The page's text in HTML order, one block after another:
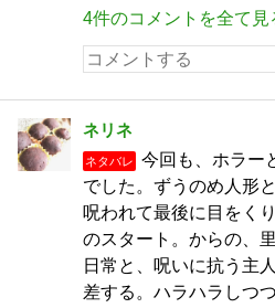
4件のコメントを全て見
ネリネ
ネタバレ
今回も、ホラー
でした。ずうのめ人形
呪われて最後に目をく
のスタート。からの、
日常と、呪いに抗う主
差する。ハラハラしつ